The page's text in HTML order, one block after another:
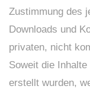
Zustimmung des
Downloads und
privaten, nicht
Soweit die
erstellt wurden,